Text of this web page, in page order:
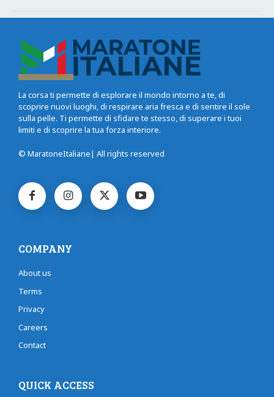
La corsa ti permette di esplorare il mondo intorno a te, di
scoprire nuovi luoghi, di respirare aria fresca e di sentire il sole
sulla pelle. Ti permette di sfidare te stesso, di superare i tuoi
limiti e di scoprire la tua forza interiore.
© MaratoneItaliane| All rights reserved
COMPANY
About us
Terms
Privacy
Careers
Contact
QUICK ACCESS